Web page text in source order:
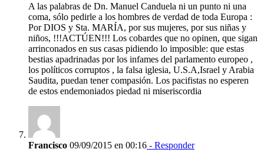
A las palabras de Dn. Manuel Canduela ni un punto ni una
coma, sólo pedirle a los hombres de verdad de toda Europa :
Por DIOS y Sta. MARÍA, por sus mujeres, por sus niñas y
niños, !!!ACTÚEN!!! Los cobardes que no opinen, que sigan
arrinconados en sus casas pidiendo lo imposible: que estas
bestias apadrinadas por los infames del parlamento europeo ,
los políticos corruptos , la falsa iglesia, U.S.A,Israel y Arabia
Saudita, puedan tener compasión. Los pacifistas no esperen
de estos endemoniados piedad ni miseriscordia
Francisco 09/09/2015 en 00:16 - Responder